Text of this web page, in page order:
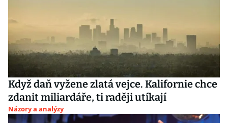
Když daň vyžene zlatá vejce. Kalifornie chce
zdanit miliardáře, ti raději utíkají
Názory a analýzy